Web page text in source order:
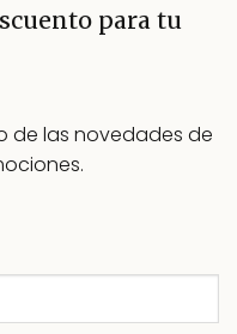
para tu
de las novedades de